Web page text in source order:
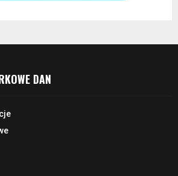
DAN